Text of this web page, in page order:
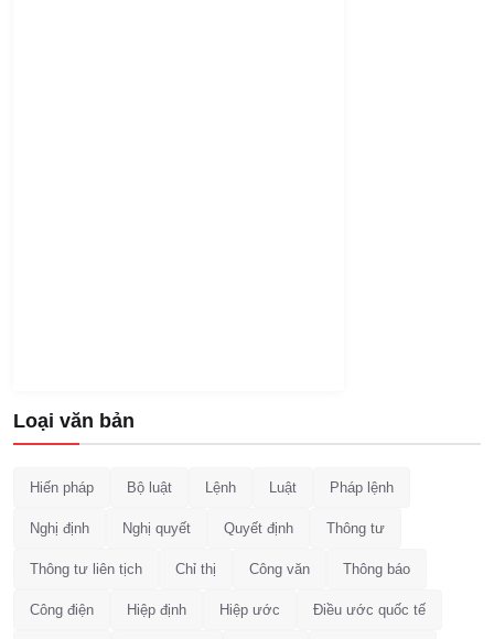
Loại văn bản
Hiến pháp Bộ luật Lệnh Luật Pháp lệnh
Nghị định Nghị quyết Quyết định Thông tư
Thông tư liên tịch Chỉ thị Công văn Thông báo
Công điện Hiệp định Hiệp ước Điều ước quốc tế